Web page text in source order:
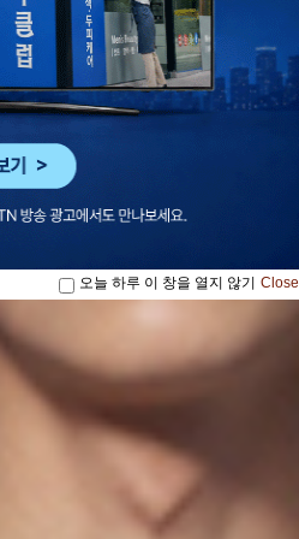
오늘 하루 이 창을 열지 않기 Close